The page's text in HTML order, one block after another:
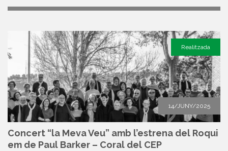
14/JUNY/2025
Realitzada
Concert “la Meva Veu” amb l’estrena del Roqui
em de Paul Barker – Coral del CEP